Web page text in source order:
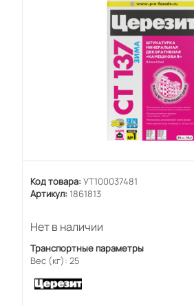
Код товара: УТ100037481
Артикул: 1861813
Нет в наличии
Транспортные параметры
Вес (кг): 25